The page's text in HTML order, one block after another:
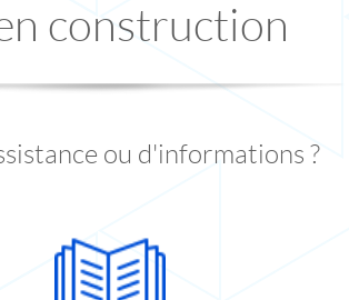
construction
ou d'informations ?